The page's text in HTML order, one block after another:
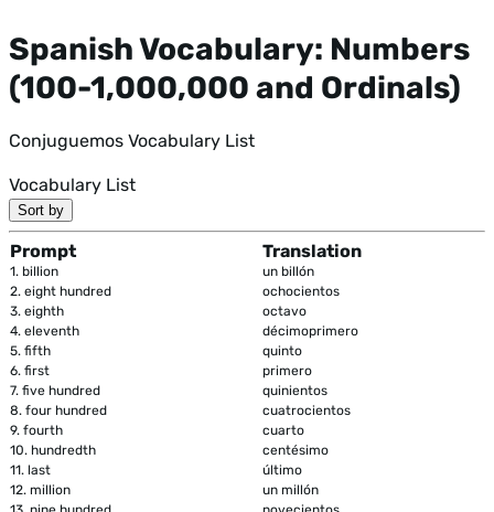
Spanish Vocabulary: Numbers
(100-1,000,000 and Ordinals)
Conjuguemos Vocabulary List
Vocabulary List
Sort by
Prompt Translation
1. billion
un billón
2. eight hundred
ochocientos
3. eighth
octavo
4. eleventh
décimoprimero
5. fifth
quinto
6. first
primero
7. five hundred
quinientos
8. four hundred
cuatrocientos
9. fourth
cuarto
10. hundredth
centésimo
11. last
último
12. million
un millón